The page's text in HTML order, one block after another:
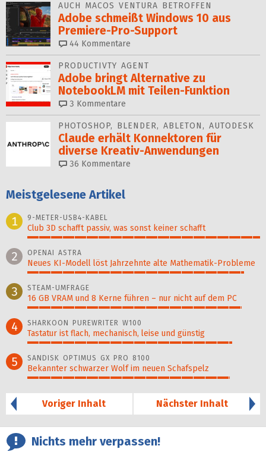
AUCH MACOS VENTURA BETROFFEN
Adobe schmeißt Windows 10 aus
Premiere-Pro-Support
44 Kommentare
PRODUCTIVTY AGENT
Adobe bringt Alternative zu
NotebookLM mit Teilen-Funktion
3 Kommentare
PHOTOSHOP, BLENDER, ABLETON, AUTODESK
Claude erhält Konnek­toren für
diverse Kreativ-Anwen­dun­gen
36 Kommentare
Meistgelesene Artikel
1
9-METER-USB4-KABEL
Club 3D schafft passiv, was sonst keiner schafft
100%
2 OPENAI ASTRA
Neues KI-Modell löst Jahr­zehn­te alte Ma­thematik-Pro­ble­me
93%
3 STEAM-UMFRAGE
16 GB VRAM und 8 Kerne führen – nur nicht auf dem PC
92%
4 SHARKOON PUREWRITER W100
Tastatur ist flach, mechanisch, leise und günstig
88%
5 SANDISK OPTIMUS GX PRO 8100
Bekannter schwarzer Wolf im neuen Schafspelz
87%
Voriger Inhalt
Nächster Inhalt
Nichts mehr verpassen!